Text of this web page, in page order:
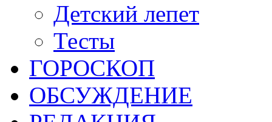
Детский лепет
Тесты
ГОРОСКОП
ОБСУЖДЕНИЕ